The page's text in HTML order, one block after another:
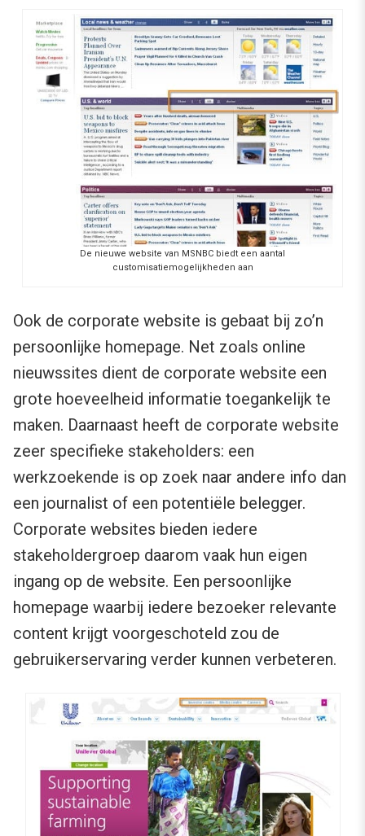
De nieuwe website van MSNBC biedt een aantal
customisatiemogelijkheden aan
Ook de corporate website is gebaat bij zo’n
persoonlijke homepage. Net zoals online
nieuwssites dient de corporate website een
grote hoeveelheid informatie toegankelijk te
maken. Daarnaast heeft de corporate website
zeer specifieke stakeholders: een
werkzoekende is op zoek naar andere info dan
een journalist of een potentiële belegger.
Corporate websites bieden iedere
stakeholdergroep daarom vaak hun eigen
ingang op de website. Een persoonlijke
homepage waarbij iedere bezoeker relevante
content krijgt voorgeschoteld zou de
gebruikerservaring verder kunnen verbeteren.